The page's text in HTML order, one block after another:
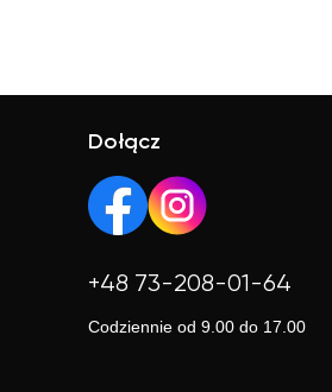
Dołącz
+48 73-208-01-64
Codziennie od 9.00 do 17.00